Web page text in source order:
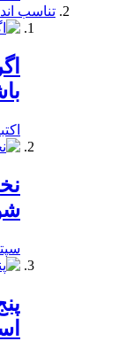
تناسب
اکتبر 3,